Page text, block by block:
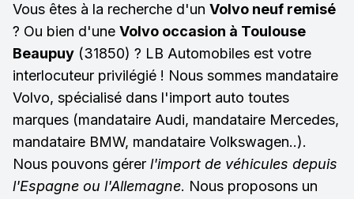
Vous êtes à la recherche d'un Volvo neuf remisé
? Ou bien d'une Volvo occasion à Toulouse
Beaupuy (31850) ? LB Automobiles est votre
interlocuteur privilégié ! Nous sommes mandataire
Volvo, spécialisé dans l'import auto toutes
marques (mandataire Audi, mandataire Mercedes,
mandataire BMW, mandataire Volkswagen..).
Nous pouvons gérer l'import de véhicules depuis
l'Espagne ou l'Allemagne. Nous proposons un